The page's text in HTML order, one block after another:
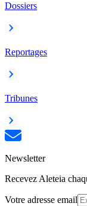
Dossiers
Reportages
Tribunes
Newsletter
Recevez Aleteia
Votre adresse email